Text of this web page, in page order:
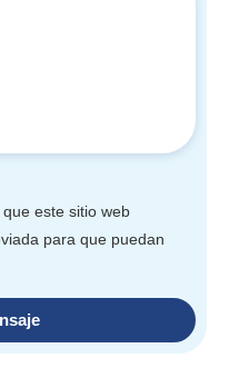
este sitio web
para que puedan